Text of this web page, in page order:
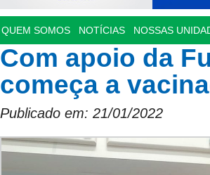
QUEM SOMOS NOTÍCIAS NOSSAS
Com apoio da
começa a
Publicado em: 21/01/2022